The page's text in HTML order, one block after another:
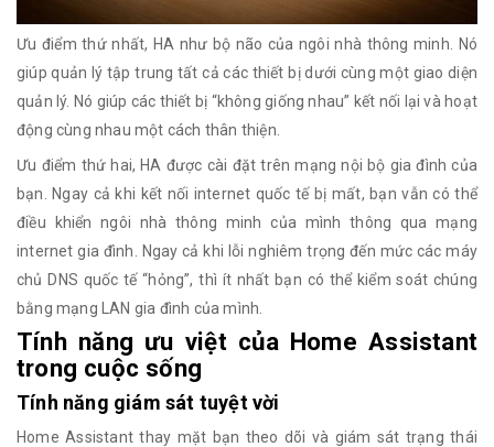
Ưu điểm thứ nhất, HA như bộ não của ngôi nhà thông minh. Nó
giúp quản lý tập trung tất cả các thiết bị dưới cùng một giao diện
quản lý. Nó giúp các thiết bị “không giống nhau” kết nối lại và hoạt
động cùng nhau một cách thân thiện.
Ưu điểm thứ hai, HA được cài đặt trên mạng nội bộ gia đình của
bạn. Ngay cả khi kết nối internet quốc tế bị mất, bạn vẫn có thể
điều khiển ngôi nhà thông minh của mình thông qua mạng
internet gia đình. Ngay cả khi lỗi nghiêm trọng đến mức các máy
chủ DNS quốc tế “hỏng”, thì ít nhất bạn có thể kiểm soát chúng
bằng mạng LAN gia đình của mình.
Tính năng ưu việt của Home Assistant
trong cuộc sống
Tính năng giám sát tuyệt vời
Home Assistant thay mặt bạn theo dõi và giám sát trạng thái